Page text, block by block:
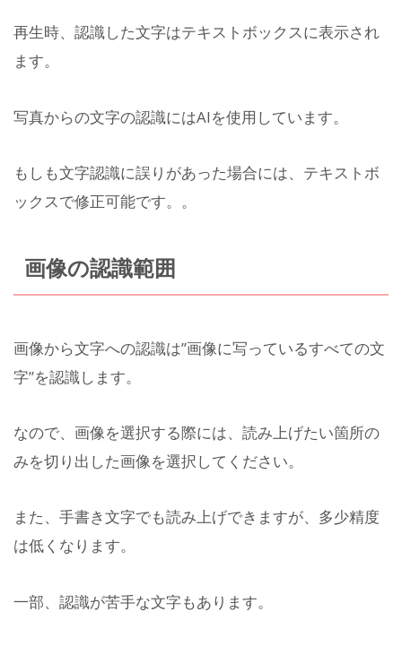
再生時、認識した文字はテキストボックスに表示され
ます。
写真からの文字の認識にはAIを使用しています。
もしも文字認識に誤りがあった場合には、テキストボ
ックスで修正可能です。。
画像の認識範囲
画像から文字への認識は”画像に写っているすべての文
字”を認識します。
なので、画像を選択する際には、読み上げたい箇所の
みを切り出した画像を選択してください。
また、手書き文字でも読み上げできますが、多少精度
は低くなります。
一部、認識が苦手な文字もあります。